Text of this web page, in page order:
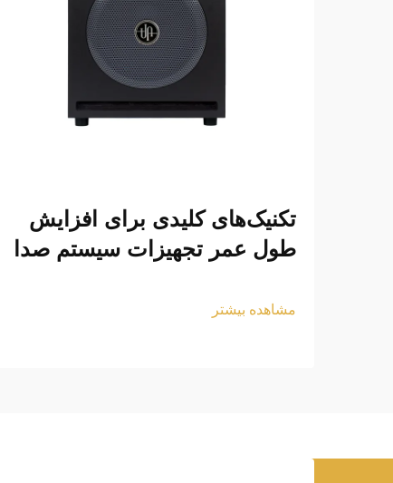
تکنیک‌های کلیدی برای افزایش
طول عمر تجهیزات سیستم صدا
مشاهده بیشتر